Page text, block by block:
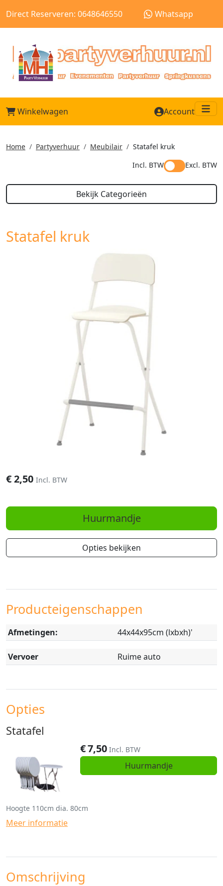
Direct Reserveren: 0648646550 Whatsapp
Winkelwagen Account
Home Partyverhuur Meubilair
Statafel kruk
Incl. BTW
Excl. BTW
Bekijk Categorieën
Statafel kruk
€2,50 Incl. BTW
Huurmandje
Opties bekijken
Producteigenschappen
Afmetingen: 44x44x95cm (lxbxh)'
Vervoer Ruime auto
Omschrijving
Opties
Statafel
€7,50 Incl. BTW
Huurmandje
Hoogte 110cm dia. 80cm
Meer informatie